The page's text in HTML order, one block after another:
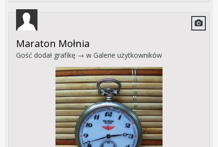
Maraton Mołnia
Gość dodał grafikę → w Galerie użytkowników